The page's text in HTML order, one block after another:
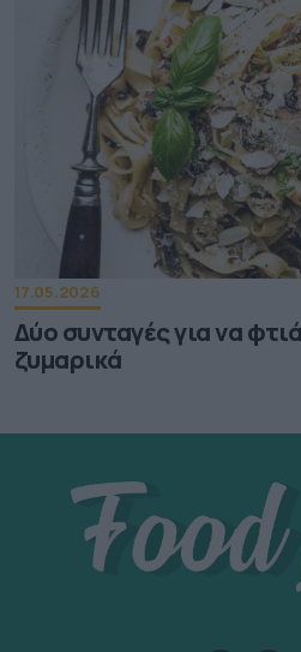
17.05.2026
Δύο συνταγές για να
ζυμαρικά